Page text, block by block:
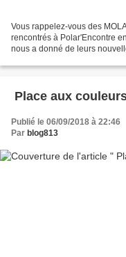
Vous rappelez-vous des
rencontrés à Polar'Encontre
nous a donné de leurs
Place aux
Publié le 06/09/2018 à 22:46
Par blog813